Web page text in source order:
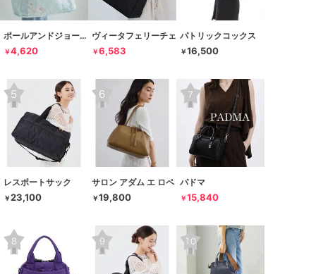
ポールアンドジョーアクセソワ
￥4,620
ヴィータフェリーチェ
￥6,583
パトリックコックス
￥16,500
レスポートサック
￥23,100
サロン アダム エ ロペ
￥19,800
パドマ
￥15,840